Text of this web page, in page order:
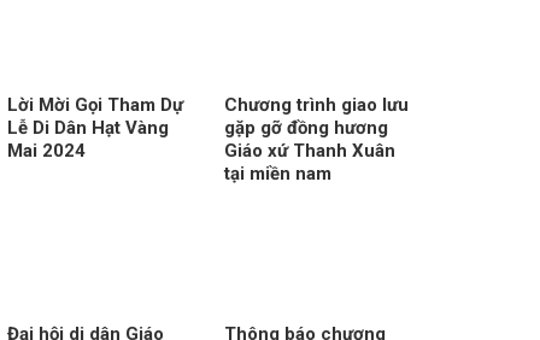
Lời Mời Gọi Tham Dự
Lễ Di Dân Hạt Vàng
Mai 2024
Chương trình giao lưu
gặp gỡ đồng hương
Giáo xứ Thanh Xuân
tại miền nam
Đại hội di dân Giáo
Thông báo chương